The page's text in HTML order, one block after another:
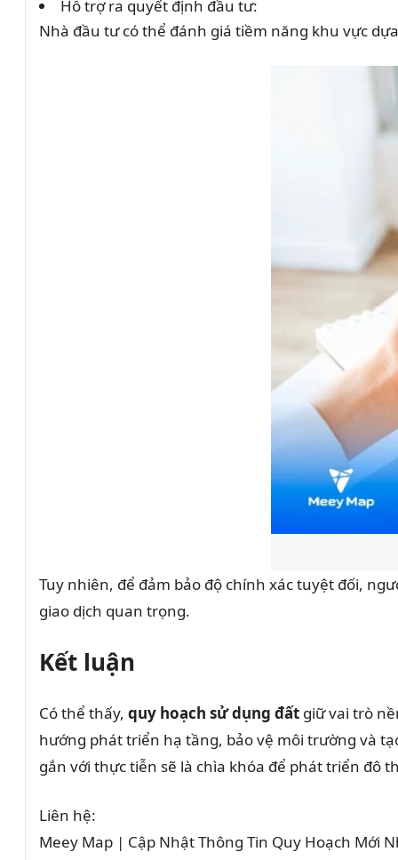
Hỗ trợ ra quyết định đầu tư:
Nhà đầu tư có thể đánh giá tiềm năng khu vực
Tuy nhiên, để đảm bảo độ chính xác tuyệt đối,
giao dịch quan trọng.
Kết luận
Có thể thấy, quy hoạch sử dụng đất giữ vai trò
hướng phát triển hạ tầng, bảo vệ môi trường và
gắn với thực tiễn sẽ là chìa khóa để phát triển đô
Liên hệ:
Meey Map | Cập Nhật Thông Tin Quy Hoạch Mới